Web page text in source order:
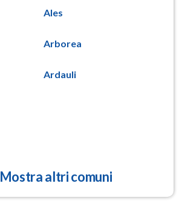
Ales
Arborea
Ardauli
Mostra altri comuni